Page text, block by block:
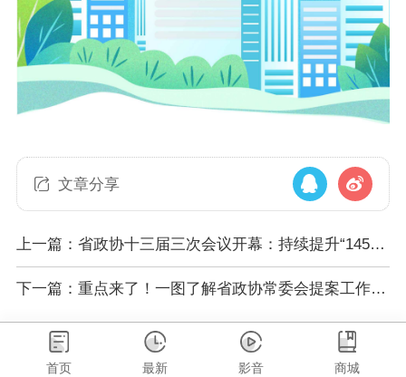
文章分享
上一篇：省政协十三届三次会议开幕：持续提升“1453”
全力服务“三高四新”
下一篇：重点来了！一图了解省政协常委会提案工作情
首页 最新 影音 商城